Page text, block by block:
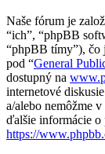
Naše fórum je
“ich”, “phpBB
“phpBB tímy”), čo
pod “General
dostupný na
internetové
a/alebo nemôžme
ďalšie informácie
https://